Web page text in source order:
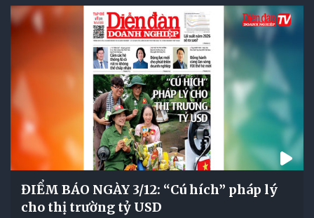
ĐIỂM BÁO NGÀY 3/12: “Cú hích” pháp lý
cho thị trường tỷ USD